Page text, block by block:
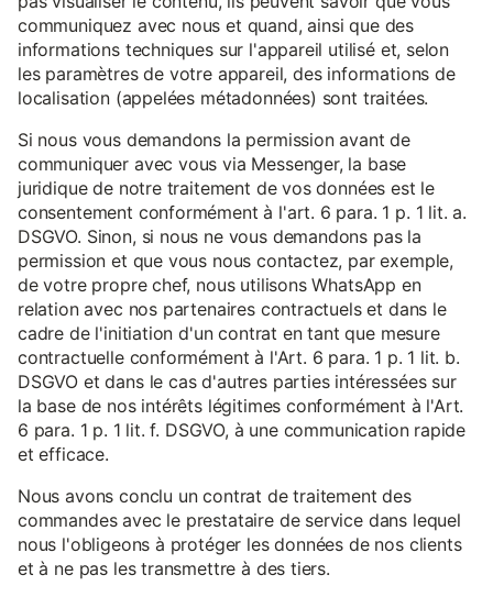
communiquez avec nous et quand, ainsi que des
informations techniques sur l'appareil utilisé et, selon
les paramètres de votre appareil, des informations de
localisation (appelées métadonnées) sont traitées.
Si nous vous demandons la permission avant de
communiquer avec vous via Messenger, la base
juridique de notre traitement de vos données est le
consentement conformément à l'art. 6 para. 1 p. 1 lit. a.
DSGVO. Sinon, si nous ne vous demandons pas la
permission et que vous nous contactez, par exemple,
de votre propre chef, nous utilisons WhatsApp en
relation avec nos partenaires contractuels et dans le
cadre de l'initiation d'un contrat en tant que mesure
contractuelle conformément à l'Art. 6 para. 1 p. 1 lit. b.
DSGVO et dans le cas d'autres parties intéressées sur
la base de nos intérêts légitimes conformément à l'Art.
6 para. 1 p. 1 lit. f. DSGVO, à une communication rapide
et efficace.
Nous avons conclu un contrat de traitement des
commandes avec le prestataire de service dans lequel
nous l'obligeons à protéger les données de nos clients
et à ne pas les transmettre à des tiers.